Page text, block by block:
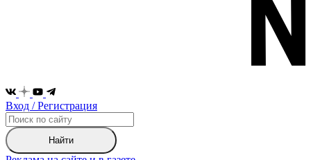
Вход / Регистрация
Найти